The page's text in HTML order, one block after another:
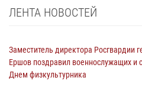
ЛЕНТА НОВОСТЕЙ
Заместитель директора Росгвардии
Ершов поздравил военнослужащих и
Днем физкультурника